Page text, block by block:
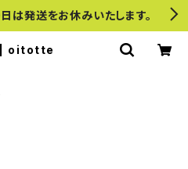
は発送をお休みいたします。
| oitotte